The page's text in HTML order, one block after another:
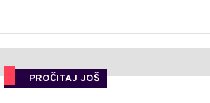
PROČITAJ JOŠ